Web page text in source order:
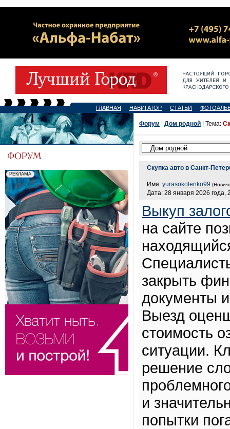
ГЛАВНАЯ НАВИГАТОР СТАТЬИ
Форум Дом родной | Тема:
Скупка авто в Санкт-
Имя: yurasokolenko99
Дата: 28 января 2026 года,
Выкуп
на сайте
закрыть
документы
Выезд
стоимость
ситуации.
решение
и
попытки